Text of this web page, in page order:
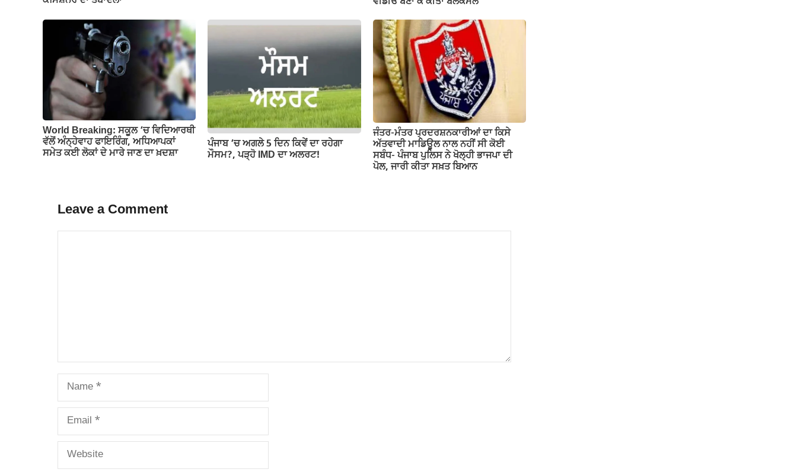
World Breaking: ਸਕੂਲ ‘ਚ ਵਿਦਿਆਰਥੀ
ਵੱਲੋਂ ਅੰਨ੍ਹੇਵਾਹ ਫਾਇਰਿੰਗ, ਅਧਿਆਪਕਾਂ
ਸਮੇਤ ਕਈ ਲੋਕਾਂ ਦੇ ਮਾਰੇ ਜਾਣ ਦਾ ਖ਼ਦਸ਼ਾ
ਪੰਜਾਬ ‘ਚ ਅਗਲੇ 5 ਦਿਨ ਕਿਵੇਂ ਦਾ ਰਹੇਗਾ
ਮੌਸਮ?, ਪੜ੍ਹੋ IMD ਦਾ ਅਲਰਟ!
ਜੰਤਰ-ਮੰਤਰ ਪ੍ਰਦਰਸ਼ਨਕਾਰੀਆਂ ਦਾ ਕਿਸੇ
ਅੱਤਵਾਦੀ ਮਾਡਿਊਲ ਨਾਲ ਨਹੀਂ ਸੀ ਕੋਈ
ਸਬੰਧ- ਪੰਜਾਬ ਪੁਲਿਸ ਨੇ ਖੋਲ੍ਹੀ ਭਾਜਪਾ ਦੀ
ਪੋਲ, ਜਾਰੀ ਕੀਤਾ ਸਖ਼ਤ ਬਿਆਨ
Leave a Comment
Name
Email
Website